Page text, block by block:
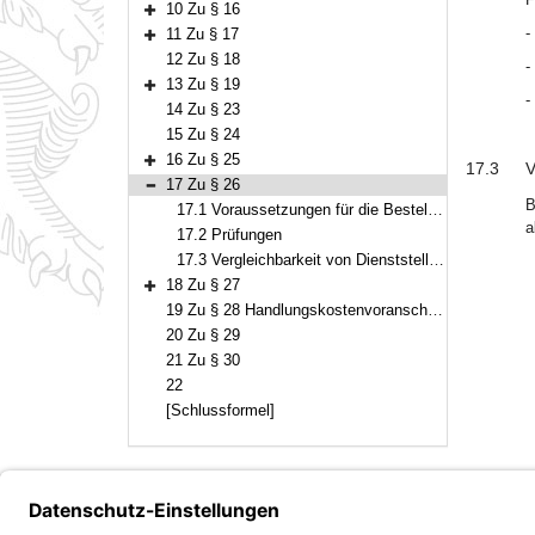
Bereich erweitern
10 Zu § 16
Bereich erweitern
11 Zu § 17
12 Zu § 18
Bereich erweitern
13 Zu § 19
14 Zu § 23
15 Zu § 24
Bereich erweitern
16 Zu § 25
Bereich reduzieren
17 Zu § 26
17.1 Voraussetzungen für die Bestellung zum Vorstandsmitglied
17.2 Prüfungen
17.3 Vergleichbarkeit von Dienststellungen
Bereich erweitern
18 Zu § 27
19 Zu § 28 Handlungskostenvoranschlag und Investitionsplan
20 Zu § 29
21 Zu § 30
22
[Schlussformel]
-
-
-
17.3
Bayern.de